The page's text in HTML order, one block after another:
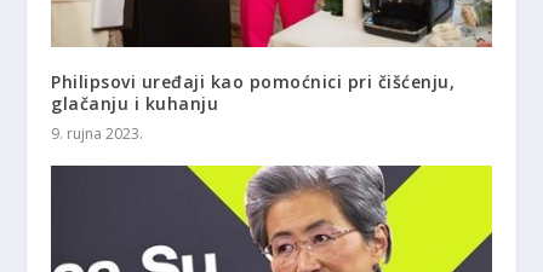
Philipsovi uređaji kao pomoćnici pri čišćenju,
glačanju i kuhanju
9. rujna 2023.